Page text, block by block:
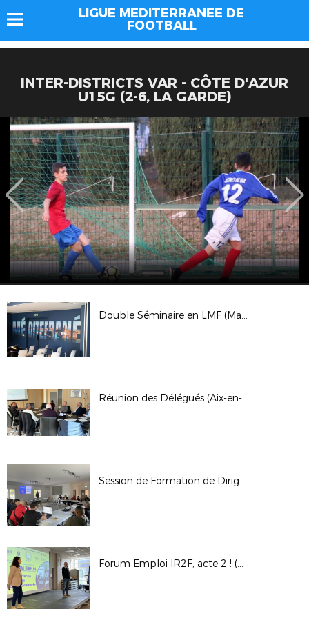
LIGUE MEDITERRANEE DE
FOOTBALL
INTER-DISTRICTS VAR - CÔTE D'AZUR
U15G (2-6, LA GARDE)
Double Séminaire en LMF (Marseille et Aix)
Réunion des Délégués (Aix-en-Provence)
Session de Formation de Dirigeants (Garéoult)
Forum Emploi IR2F, acte 2 ! (Aix-en-Provence)